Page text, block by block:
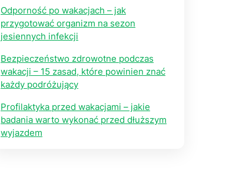
Odporność po wakacjach – jak
przygotować organizm na sezon
jesiennych infekcji
Bezpieczeństwo zdrowotne podczas
wakacji – 15 zasad, które powinien znać
każdy podróżujący
Profilaktyka przed wakacjami – jakie
badania warto wykonać przed dłuższym
wyjazdem